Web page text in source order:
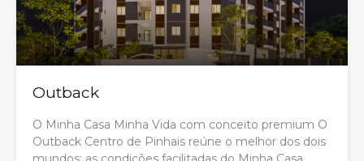
Outback
O Minha Casa Minha Vida com conceito premium O
Outback Centro de Pinhais reúne o melhor dos dois